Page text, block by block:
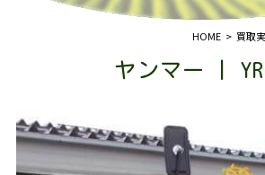
HOME 買取
ヤンマー |